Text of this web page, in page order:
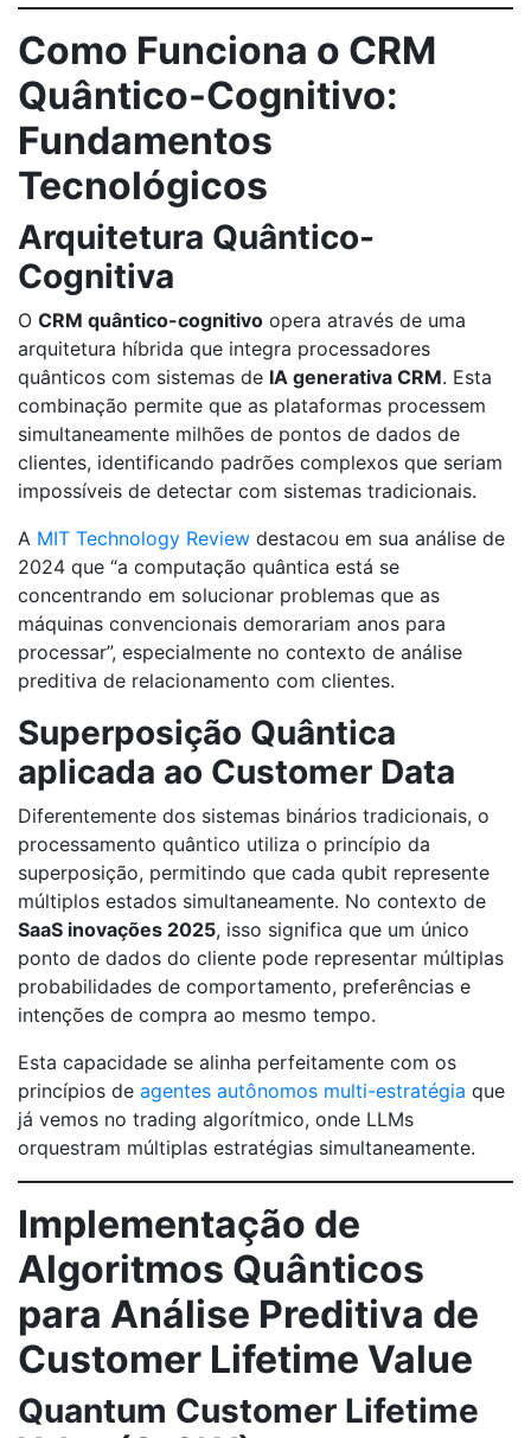
Como Funciona o CRM
Quântico-Cognitivo:
Fundamentos
Tecnológicos
Arquitetura Quântico-
Cognitiva
O CRM quântico-cognitivo opera através de uma
arquitetura híbrida que integra processadores
quânticos com sistemas de IA generativa CRM. Esta
combinação permite que as plataformas processem
simultaneamente milhões de pontos de dados de
clientes, identificando padrões complexos que seriam
impossíveis de detectar com sistemas tradicionais.
A MIT Technology Review destacou em sua análise de
2024 que “a computação quântica está se
concentrando em solucionar problemas que as
máquinas convencionais demorariam anos para
processar”, especialmente no contexto de análise
preditiva de relacionamento com clientes.
Superposição Quântica
aplicada ao Customer Data
Diferentemente dos sistemas binários tradicionais, o
processamento quântico utiliza o princípio da
superposição, permitindo que cada qubit represente
múltiplos estados simultaneamente. No contexto de
SaaS inovações 2025, isso significa que um único
ponto de dados do cliente pode representar múltiplas
probabilidades de comportamento, preferências e
intenções de compra ao mesmo tempo.
Esta capacidade se alinha perfeitamente com os
princípios de agentes autônomos multi-estratégia que
já vemos no trading algorítmico, onde LLMs
orquestram múltiplas estratégias simultaneamente.
Implementação de
Algoritmos Quânticos
para Análise Preditiva de
Customer Lifetime Value
Quantum Customer Lifetime